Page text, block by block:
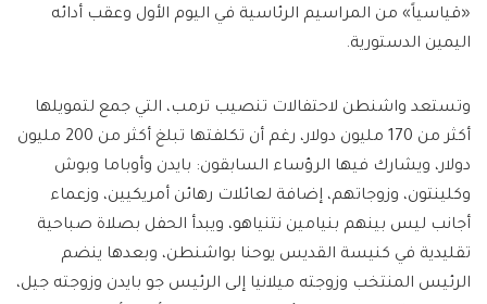
«قياسياً» من المراسيم الرئاسية في اليوم الأول وعقب أدائه
اليمين الدستورية.
وتستعد واشنطن لاحتفالات تنصيب ترمب، التي جمع لتمويلها
أكثر من 170 مليون دولار، رغم أن تكلفتها تبلغ أكثر من 200 مليون
دولار، ويشارك فيها الرؤساء السابقون: بايدن وأوباما وبوش
وكلينتون، وزوجاتهم، إضافة لعائلات رهائن أمريكيين، وزعماء
أجانب ليس بينهم بنيامين نتنياهو، ويبدأ الحفل بصلاة صباحية
تقليدية في كنيسة القديس يوحنا بواشنطن، وبعدها ينضم
الرئيس المنتخب وزوجته ميلانيا إلى الرئيس جو بايدن وزوجته جيل،